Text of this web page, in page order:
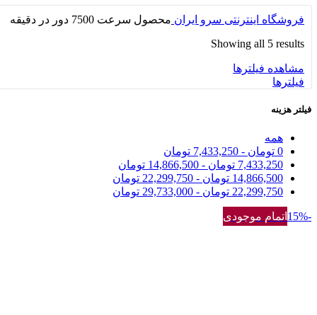
فروشگاه اینترنتی سرو ایران محصول سرعت 7500 دور در دقیقه
Showing all 5 results
مشاهده فیلترها
فیلترها
فیلتر هزینه
همه
0 تومان -
7,433,250 تومان
7,433,250 تومان -
14,866,500 تومان
14,866,500 تومان -
22,299,750 تومان
22,299,750 تومان -
29,733,000 تومان
-15% اتمام موجودی